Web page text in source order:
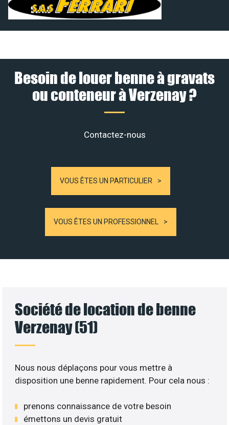
Besoin de louer benne à gravats
ou conteneur à Verzenay ?
Contactez-nous
VOUS ÊTES UN PARTICULIER
VOUS ÊTES UN PROFESSIONNEL
Société de location de benne
Verzenay (51)
Nous nous déplaçons pour vous mettre à
disposition une benne rapidement. Pour cela nous :
prenons connaissance de votre besoin
émettons un devis gratuit